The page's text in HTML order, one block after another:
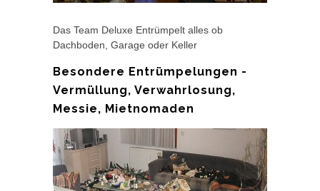
Das Team Deluxe Entrümpelt alles ob
Dachboden, Garage oder Keller
Besondere Entrümpelungen -
Vermüllung, Verwahrlosung,
Messie, Mietnomaden